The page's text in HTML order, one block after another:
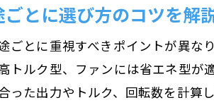
モー
性能
精
効率と
とに選び方のコツを解
ごとに重視すべきポイントが異な
トルク型、ファンには省エネ型が
った出力やトルク、回転数を計算